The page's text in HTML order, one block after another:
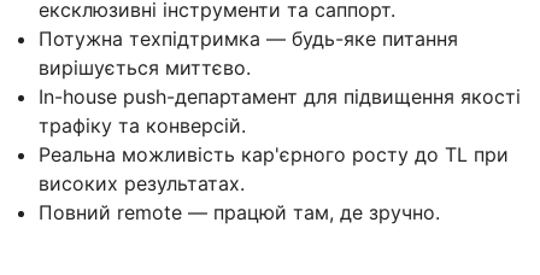
ексклюзивні інструменти та саппорт.
Потужна техпідтримка — будь-яке питання
вирішується миттєво.
In-house push-департамент для підвищення якості
трафіку та конверсій.
Реальна можливість кар'єрного росту до TL при
високих результатах.
Повний remote — працюй там, де зручно.